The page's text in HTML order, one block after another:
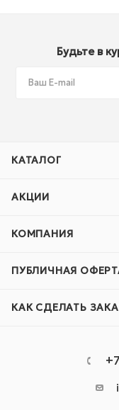
Будьте в
КАТАЛОГ
АКЦИИ
КОМПАНИЯ
ПУБЛИЧНАЯ
КАК СДЕЛАТЬ